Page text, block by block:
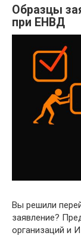
Образцы
при ЕНВД
Вы решили
заявление?
организаций и